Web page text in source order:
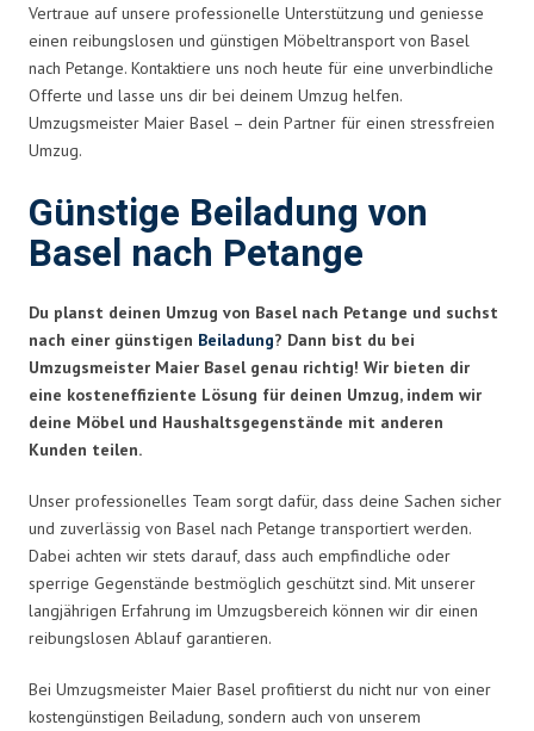
Vertraue auf unsere professionelle Unterstützung und geniesse
einen reibungslosen und günstigen Möbeltransport von Basel
nach Petange. Kontaktiere uns noch heute für eine unverbindliche
Offerte und lasse uns dir bei deinem Umzug helfen.
Umzugsmeister Maier Basel – dein Partner für einen stressfreien
Umzug.
Günstige Beiladung von
Basel nach Petange
Du planst deinen Umzug von Basel nach Petange und suchst
nach einer günstigen Beiladung? Dann bist du bei
Umzugsmeister Maier Basel genau richtig! Wir bieten dir
eine kosteneffiziente Lösung für deinen Umzug, indem wir
deine Möbel und Haushaltsgegenstände mit anderen
Kunden teilen.
Unser professionelles Team sorgt dafür, dass deine Sachen sicher
und zuverlässig von Basel nach Petange transportiert werden.
Dabei achten wir stets darauf, dass auch empfindliche oder
sperrige Gegenstände bestmöglich geschützt sind. Mit unserer
langjährigen Erfahrung im Umzugsbereich können wir dir einen
reibungslosen Ablauf garantieren.
Bei Umzugsmeister Maier Basel profitierst du nicht nur von einer
kostengünstigen Beiladung, sondern auch von unserem